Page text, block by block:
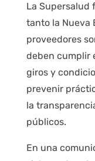
La Supersalud
tanto la Nueva
proveedores
deben cumplir
giros y
prevenir
la
públicos.
En una